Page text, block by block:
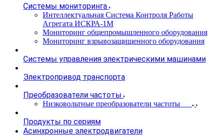
Системы мониторинга
Интеллектуальная Система Контроля Работы
Агрегата ИСКРА-1М
Мониторинг общепромышленного оборудования
Мониторинг взрывозащищенного оборудования
Системы управления электрическими машинами
Электропривод транспорта
Преобразователи частоты
Низковольтные преобразователи частоты
Продукты по сериям
Асинхронные электродвигатели